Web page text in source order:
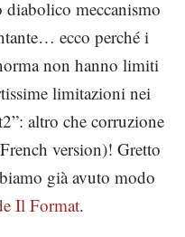
diabolico meccanismo
ecco perché i
non hanno limiti
limitazioni nei
altro che corruzione
version)! Gretto
già avuto modo
Il Format.